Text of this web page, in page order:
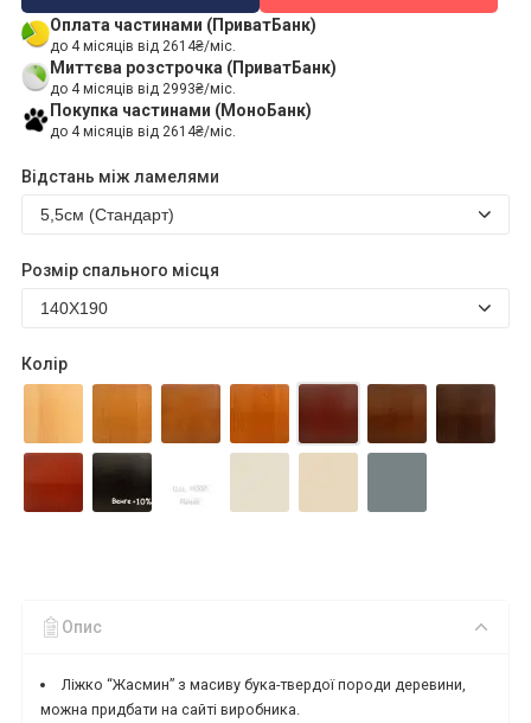
Оплата частинами (ПриватБанк)
до 4 місяців від 2614₴/міс.
Миттєва розстрочка (ПриватБанк)
до 4 місяців від 2993₴/міс.
Покупка частинами (МоноБанк)
до 4 місяців від 2614₴/міс.
Відстань між ламелями
Розмір спального місця
Колір
Опис
Ліжко “Жасмин” з масиву бука-твердої породи деревини,
можна придбати на сайті виробника.